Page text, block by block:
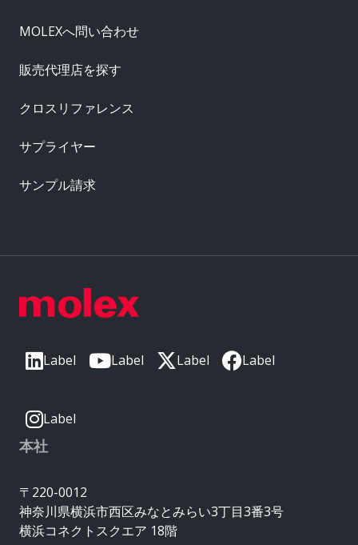
Label Label Label Label
Label
本社
〒220-0012
神奈川県横浜市西区みなとみらい3丁目3番3号
横浜コネクトスクエア 18階
MOLEXへ問い合わせ
販売代理店を探す
クロスリファレンス
サプライヤー
サンプル請求